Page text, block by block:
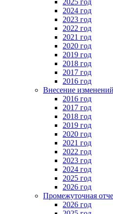
2024 год
2023 год
2022 год
2021 год
2020 год
2019 год
2018 год
2017 год
2016 год
Внесение
2016 год
2017 год
2018 год
2019 год
2020 год
2021 год
2022 год
2023 год
2024 год
2025 год
2026 год
Промежуточная
2026 год